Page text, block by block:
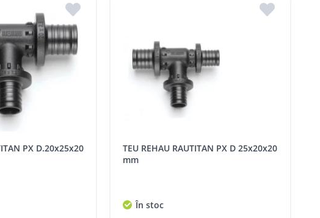
TEU REHAU RAUTITAN PX D 25x20x20
mm
În stoc